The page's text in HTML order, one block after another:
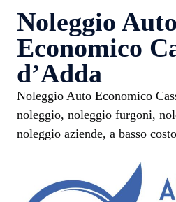
Noleggio Auto
Economico
d’Adda
Noleggio Auto Economico
noleggio, noleggio furgoni,
noleggio aziende, a basso